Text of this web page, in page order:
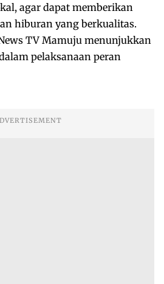
agar dapat memberikan
hiburan yang berkualitas.
TV Mamuju menunjukkan
pelaksanaan peran